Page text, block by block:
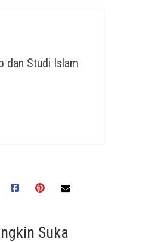
dan Studi Islam
Suka